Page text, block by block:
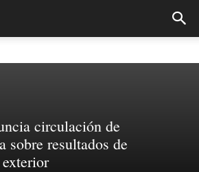
circulación de
sobre resultados de